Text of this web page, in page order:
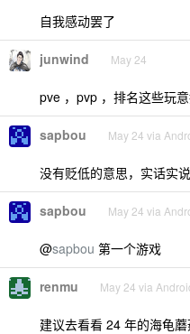
自我感动罢了
junwind May 24
pve ，pvp ，排名这些玩
sapbou May 24 via
没有贬低的意思，实话实
sapbou May 24 via
@sapbou 第一个游戏
renmu May 24 via
建议去看看 24 年的海龟